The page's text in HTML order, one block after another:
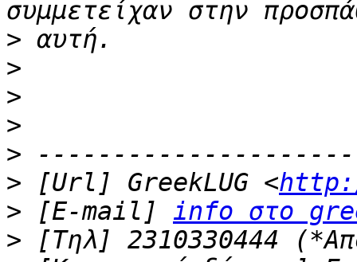
>
>
>
>
>
> [Url] GreekLUG <
> [E-mail] info στο
>